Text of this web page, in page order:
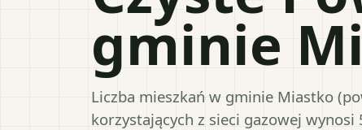
gminie
Liczba mieszkań w gminie Miastko
korzystających z sieci gazowej